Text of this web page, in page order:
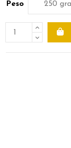
Peso